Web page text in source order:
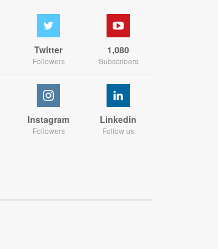
Twitter
Followers
1,080
Subscribers
Instagram
Followers
Linkedin
Follow us